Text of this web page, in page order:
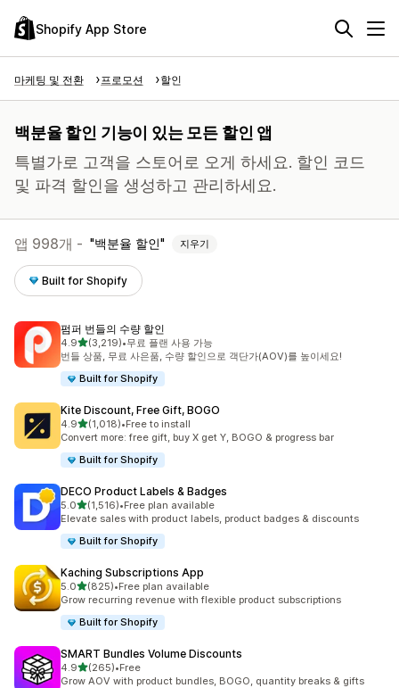
Shopify App Store
마케팅 및 전환 프로모션 할인
백분율 할인 기능이 있는 모든 할인 앱
특별가로 고객을 스토어로 오게 하세요. 할인 코드
및 파격 할인을 생성하고 관리하세요.
앱 998개 - 백분율 할인 지우기
Built for Shopify
펌퍼 번들의 수량 할인
4.9별 5개 중
(3,219)
총 리뷰 3219개
•무료 플랜 사용 가능
번들 상품, 무료 사은품, 수량 할인으로 객단가(AOV)를 높이세요!
Built for Shopify
Kite Discount, Free Gift, BOGO
4.9별 5개 중
(1,018)
총 리뷰 1018개
•Free to install
Convert more: free gift, buy X get Y, BOGO & progress bar
Built for Shopify
DECO Product Labels & Badges
5.0별 5개 중
(1,516)
총 리뷰 1516개
•Free plan available
Elevate sales with product labels, product badges & discounts
Built for Shopify
Kaching Subscriptions App
5.0별 5개 중
(825)
총 리뷰 825개
•Free plan available
Grow recurring revenue with flexible product subscriptions
Built for Shopify
SMART Bundles Volume Discounts
4.9별 5개 중
(265)
총 리뷰 265개
•Free
Grow AOV with product bundles, BOGO, quantity breaks & gifts